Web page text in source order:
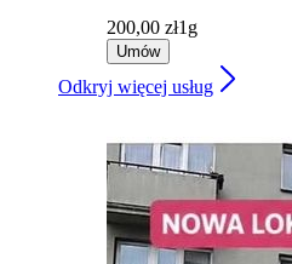
200,00 zł1g
Umów
Odkryj więcej usług